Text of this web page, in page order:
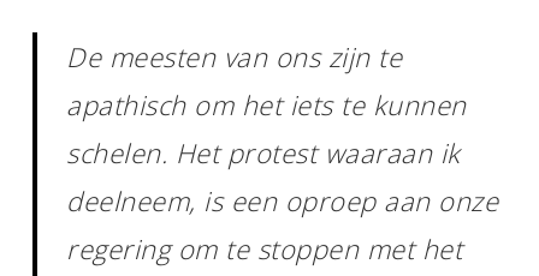
De meesten van ons zijn te
apathisch om het iets te kunnen
schelen. Het protest waaraan ik
deelneem, is een oproep aan onze
regering om te stoppen met het